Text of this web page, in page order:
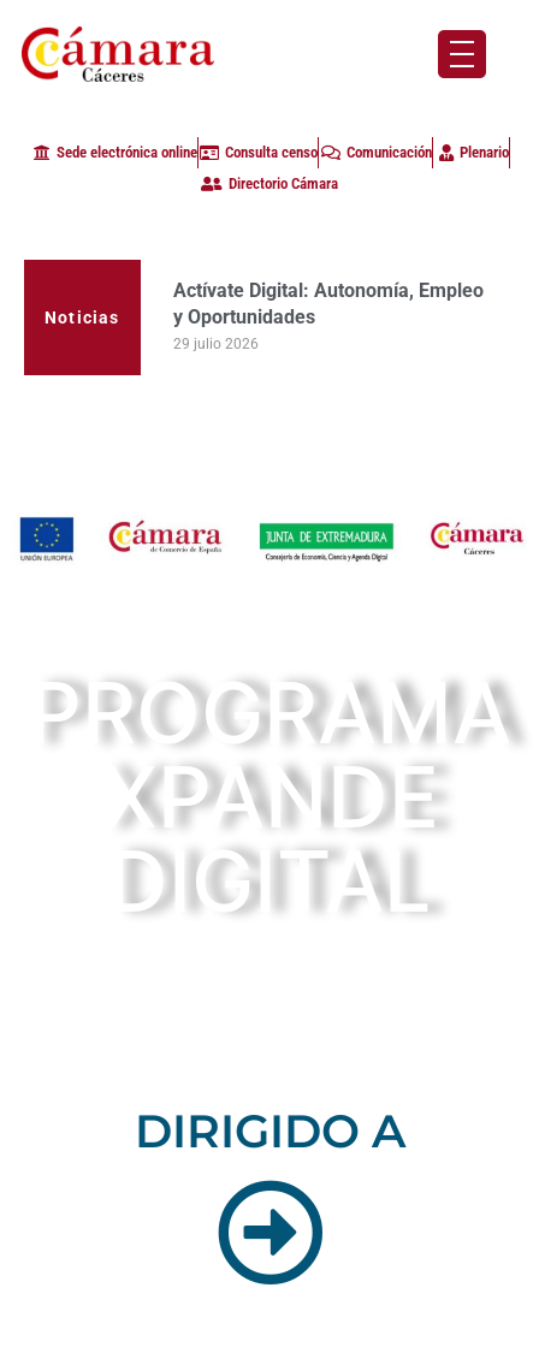
Sede electrónica online Consulta censo Comunicación
Plenario
Directorio Cámara
Actívate Digital: Autonomía, Empleo
y Oportunidades
29 julio 2026
La Cámara de Comercio de Cáceres
clausura con alta participación de
empresas en la primera edición del
PROGRAMA
XPANDE
DIGITAL
DIRIGIDO A